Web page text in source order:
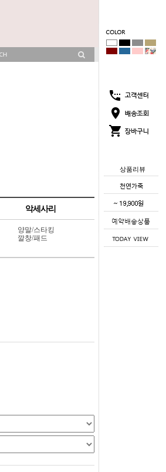
상품리뷰
악세사리
양말/스타킹
깔창/패드